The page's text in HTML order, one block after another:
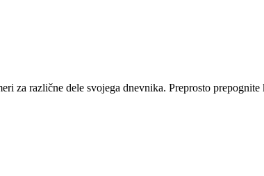
za različne dele svojega dnevnika. Preprosto